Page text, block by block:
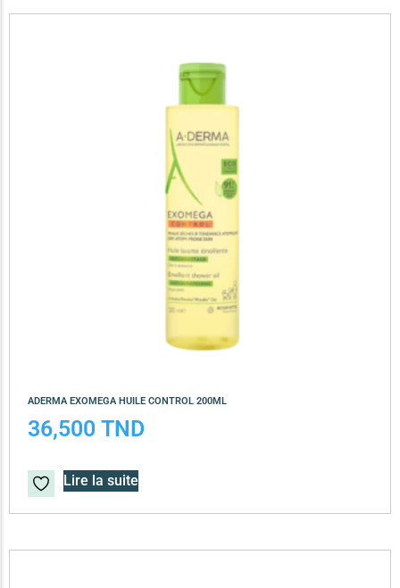
ADERMA EXOMEGA HUILE CONTROL 200ML
36,500 TND
Lire la suite